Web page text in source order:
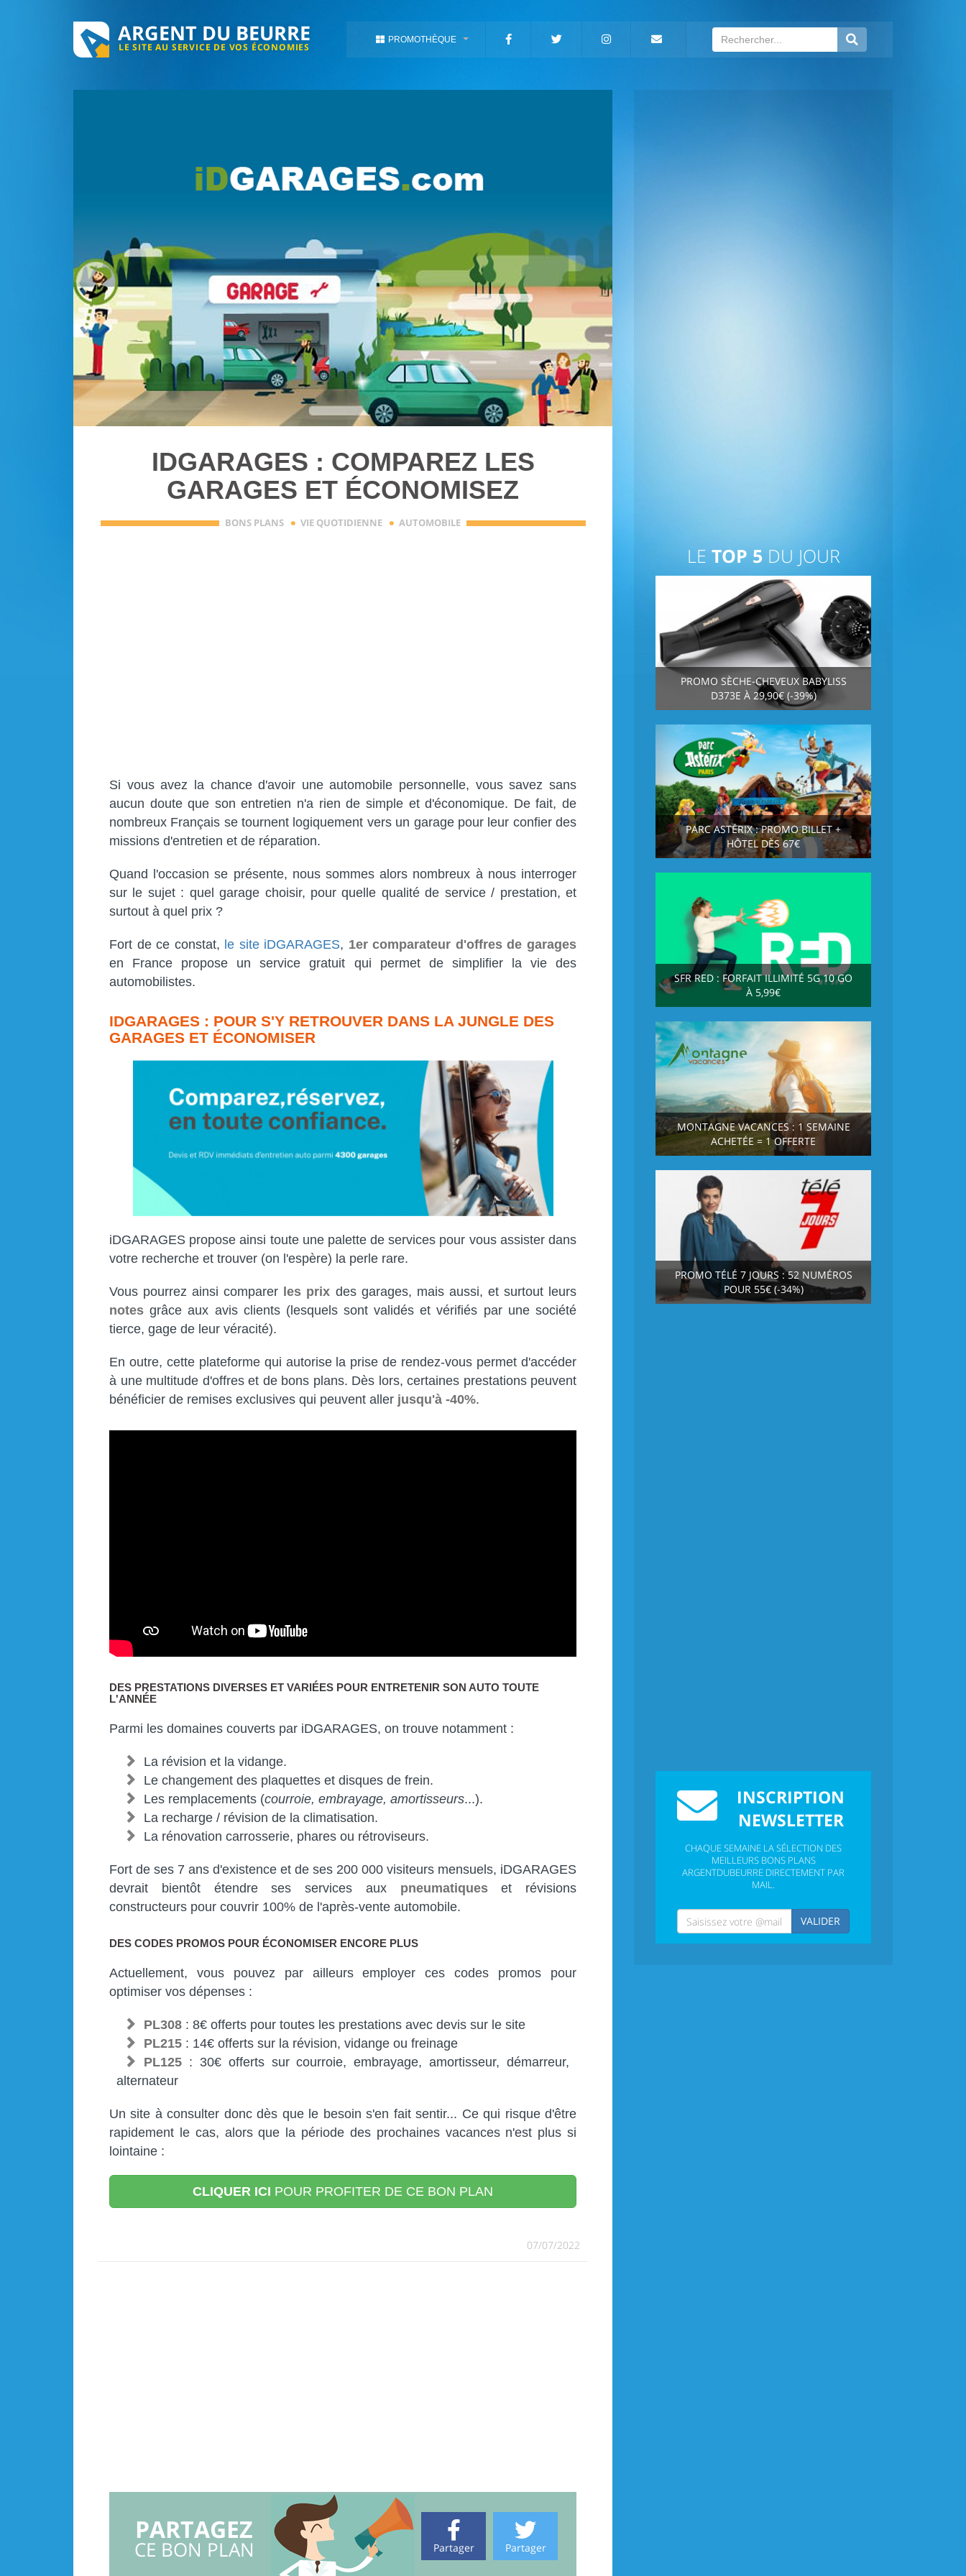
ARGENT DU BEURRE
LE SITE AU SERVICE DE VOS ÉCONOMIES
PROMOTHÈQUE
IDGARAGES : COMPAREZ LES
GARAGES ET ÉCONOMISEZ
BONS PLANS · VIE QUOTIDIENNE · AUTOMOBILE
Si vous avez la chance d'avoir une automobile personnelle, vous savez sans
aucun doute que son entretien n'a rien de simple et d'économique. De fait, de
nombreux Français se tournent logiquement vers un garage pour leur confier des
missions d'entretien et de réparation.
Quand l'occasion se présente, nous sommes alors nombreux à nous interroger
sur le sujet : quel garage choisir, pour quelle qualité de service / prestation, et
surtout à quel prix ?
Fort de ce constat, le site iDGARAGES, 1er comparateur d'offres de garages
en France propose un service gratuit qui permet de simplifier la vie des
automobilistes.
IDGARAGES : POUR S'Y RETROUVER DANS LA JUNGLE DES
GARAGES ET ÉCONOMISER
iDGARAGES propose ainsi toute une palette de services pour vous assister dans
votre recherche et trouver (on l'espère) la perle rare.
Vous pourrez ainsi comparer les prix des garages, mais aussi, et surtout leurs
notes grâce aux avis clients (lesquels sont validés et vérifiés par une société
tierce, gage de leur véracité).
En outre, cette plateforme qui autorise la prise de rendez-vous permet d'accéder
à une multitude d'offres et de bons plans. Dès lors, certaines prestations peuvent
bénéficier de remises exclusives qui peuvent aller jusqu'à -40%.
DES PRESTATIONS DIVERSES ET VARIÉES POUR ENTRETENIR SON AUTO TOUTE
L'ANNÉE
Parmi les domaines couverts par iDGARAGES, on trouve notamment :
La révision et la vidange.
Le changement des plaquettes et disques de frein.
Les remplacements (courroie, embrayage, amortisseurs...).
La recharge / révision de la climatisation.
La rénovation carrosserie, phares ou rétroviseurs.
Fort de ses 7 ans d'existence et de ses 200 000 visiteurs mensuels, iDGARAGES
devrait bientôt étendre ses services aux pneumatiqueset révisions
constructeurs pour couvrir 100% de l'après-vente automobile.
DES CODES PROMOS POUR ÉCONOMISER ENCORE PLUS
Actuellement, vous pouvez par ailleurs employer ces codes promos pour
optimiser vos dépenses :
PL308 : 8€ offerts pour toutes les prestations avec devis sur le site
PL215 : 14€ offerts sur la révision, vidange ou freinage
PL125 : 30€ offerts sur courroie, embrayage, amortisseur, démarreur,
alternateur
Un site à consulter donc dès que le besoin s'en fait sentir... Ce qui risque d'être
rapidement le cas, alors que la période des prochaines vacances n'est plus si
lointaine :
CLIQUER ICI POUR PROFITER DE CE BON PLAN
07/07/2022
PARTAGEZ
CE BON PLAN Partager
Partager
LE TOP 5 DU JOUR
PROMO SÈCHE-CHEVEUX BABYLISS
D373E À 29,90€ (-39%)
PARC ASTÉRIX : PROMO BILLET +
HÔTEL DÈS 67€
SFR RED : FORFAIT ILLIMITÉ 5G 10 GO
À 5,99€
MONTAGNE VACANCES : 1 SEMAINE
ACHETÉE = 1 OFFERTE
PROMO TÉLÉ 7 JOURS : 52 NUMÉROS
POUR 55€ (-34%)
INSCRIPTION
NEWSLETTER
CHAQUE SEMAINE LA SÉLECTION DES
MEILLEURS BONS PLANS
ARGENTDUBEURRE DIRECTEMENT PAR
MAIL.
VALIDER